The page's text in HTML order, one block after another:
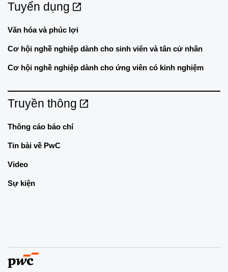
Tuyển dụng
Văn hóa và phúc lợi
Cơ hội nghề nghiệp dành cho sinh viên và tân cử nhân
Cơ hội nghề nghiệp dành cho ứng viên có kinh nghiệm
Truyền thông
Thông cáo báo chí
Tin bài về PwC
Video
Sự kiện